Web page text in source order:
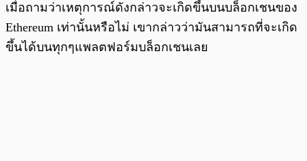
เมื่อถามว่าเหตุการณ์ดังกล่าวจะเกิดขึ้นบนบล็อกเชนของ
Ethereum เท่านั้นหรือไม่ เขากล่าวว่ามันสามารถที่จะเกิด
ขึ้นได้บนทุกๆแพลตฟอร์มบล็อกเชนเลย